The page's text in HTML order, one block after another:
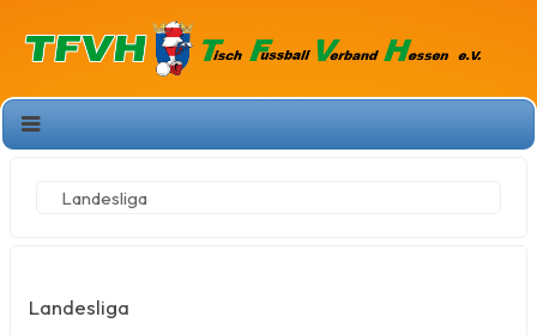
Landesliga
Landesliga